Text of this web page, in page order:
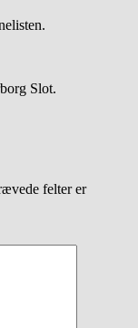
Slot.
felter er